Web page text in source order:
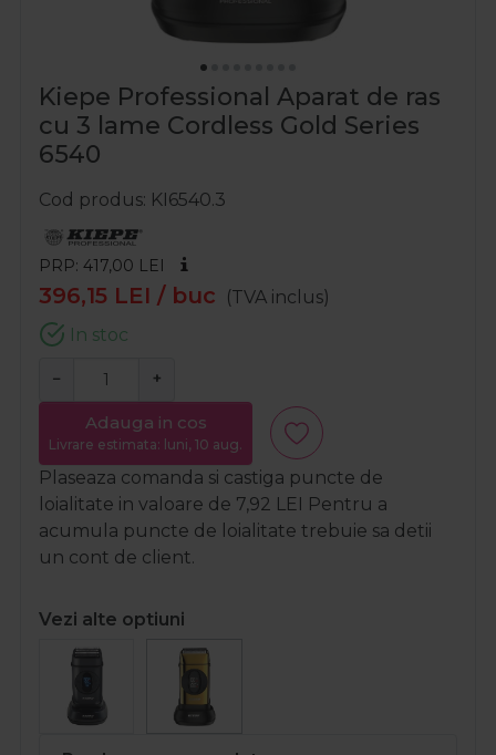
Kiepe Professional Aparat de ras
cu 3 lame Cordless Gold Series
6540
Cod produs KI6540.3
PRP: 417,00 LEI
396,15 LEI / buc
(TVA inclus)
In stoc
− +
Adauga in cos
Livrare estimata: luni, 10 aug.
Plaseaza comanda si castiga puncte de
loialitate in valoare de 7,92 LEI Pentru a
acumula puncte de loialitate trebuie sa detii
un cont de client.
Vezi alte optiuni